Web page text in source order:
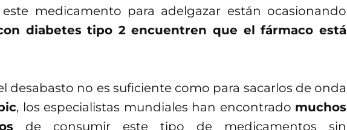
medicamento para adelgazar están ocasionando
diabetes tipo 2 encuentren que el fármaco está
desabasto no es suficiente como para sacarlos de onda
, los especialistas mundiales han encontrado muchos
de consumir este tipo de medicamentos sin